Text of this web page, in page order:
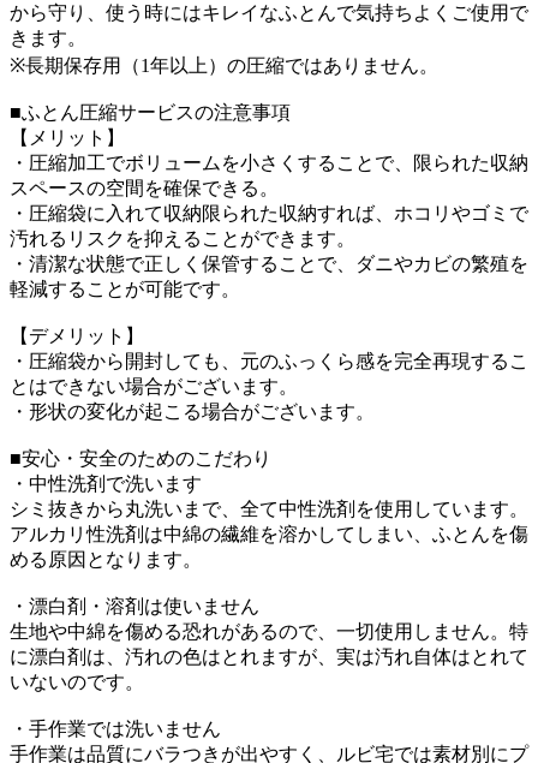
から守り、使う時にはキレイなふとんで気持ちよくご使用で
きます。
※長期保存用（1年以上）の圧縮ではありません。
■ふとん圧縮サービスの注意事項
【メリット】
・圧縮加工でボリュームを小さくすることで、限られた収納
スペースの空間を確保できる。
・圧縮袋に入れて収納限られた収納すれば、ホコリやゴミで
汚れるリスクを抑えることができます。
・清潔な状態で正しく保管することで、ダニやカビの繁殖を
軽減することが可能です。
【デメリット】
・圧縮袋から開封しても、元のふっくら感を完全再現するこ
とはできない場合がございます。
・形状の変化が起こる場合がございます。
■安心・安全のためのこだわり
・中性洗剤で洗います
シミ抜きから丸洗いまで、全て中性洗剤を使用しています。
アルカリ性洗剤は中綿の繊維を溶かしてしまい、ふとんを傷
める原因となります。
・漂白剤・溶剤は使いません
生地や中綿を傷める恐れがあるので、一切使用しません。特
に漂白剤は、汚れの色はとれますが、実は汚れ自体はとれて
いないのです。
・手作業では洗いません
手作業は品質にバラつきが出やすく、ルビ宅では素材別にプ